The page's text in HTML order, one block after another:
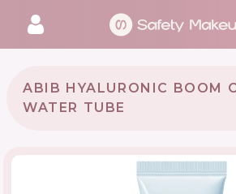
ABIB HYALURONIC BOOM
WATER TUBE